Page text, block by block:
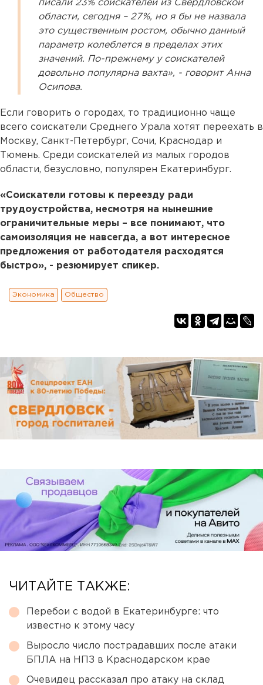
писали 23% соискателей из Свердловской
области, сегодня – 27%, но я бы не назвала
это существенным ростом, обычно данный
параметр колеблется в пределах этих
значений. По-прежнему у соискателей
довольно популярна вахта», - говорит Анна
Осипова.
Если говорить о городах, то традиционно чаще
всего соискатели Среднего Урала хотят переехать в
Москву, Санкт-Петербург, Сочи, Краснодар и
Тюмень. Среди соискателей из малых городов
области, безусловно, популярен Екатеринбург.
«Соискатели готовы к переезду ради
трудоустройства, несмотря на нынешние
ограничительные меры – все понимают, что
самоизоляция не навсегда, а вот интересное
предложения от работодателя расходятся
быстро», - резюмирует спикер.
Экономика Общество
ЧИТАЙТЕ ТАКЖЕ:
Перебои с водой в Екатеринбурге: что
известно к этому часу
Выросло число пострадавших после атаки
БПЛА на НПЗ в Краснодарском крае
Очевидец рассказал про атаку на склад